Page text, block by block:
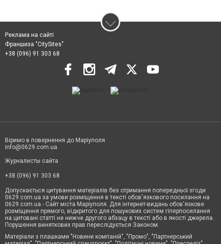
Реклама на сайті
Франшиза "CitySites"
+38 (096) 91 303 68
Віримо в повернення до Маріуполя
info@0629.com.ua
Журналисты сайта
+38 (096) 91 303 68
Допускається цитування матеріалів без отримання попередньої згоди
0629.com.ua за умови розміщення в тексті обов'язкового посилання на
0629.com.ua - Сайт міста Маріуполя. Для інтернет-видань обов'язкове
розміщення прямого, відкритого для пошукових систем гіперпосилання
на цитовані статті не нижче другого абзацу в тексті або в якості джерела.
Порушення виняткових прав переслідується Законом.
Матеріали з плашками "Новини компаній", "Промо", "Партнерський